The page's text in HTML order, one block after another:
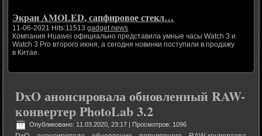
Экран AMOLED, сапфировое стекл…
11-06-2021 Hits:11513gadget news
Компания Huawei официально представила умные часы Watch 3 и
Watch 3 Pro второго июня, а сегодня новинки поступили в продажу
в Китае.
DxO анонсировала обновленный RAW-
конвертер PhotoLab 3.2
Опубликовано: 11.03.2020, 23:17 | Просмотров: 1096